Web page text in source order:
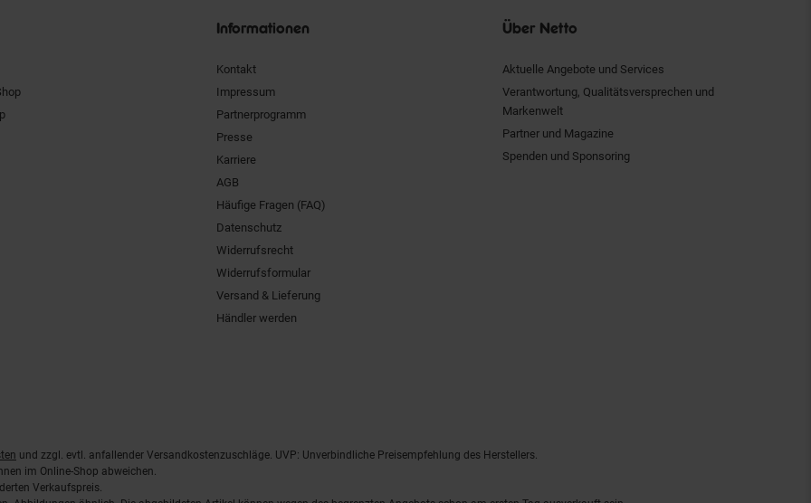
Informationen
Kontakt
Impressum
Partnerprogramm
Presse
Karriere
AGB
Häufige Fragen (FAQ)
Datenschutz
Widerrufsrecht
Widerrufsformular
Versand & Lieferung
Händler werden
Über Netto
Aktuelle Angebote und Services
Verantwortung, Qualitätsversprechen und
Markenwelt
Partner und Magazine
Spenden und Sponsoring
und zzgl. evtl. anfallender Versandkostenzuschläge. UVP: Unverbindliche Preisempfehlung des Herstellers.
im Online-Shop abweichen.
Verkaufspreis.